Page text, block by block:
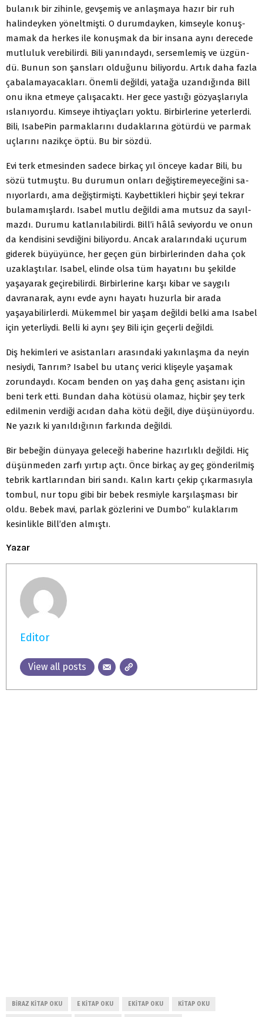
bulanık bir zihinle, gevşemiş ve anlaşmaya hazır bir ruh
halindeyken yöneltmişti. O durumdayken, kimseyle konuş­
mamak da herkes ile konuşmak da bir insana aynı derecede
mutluluk verebilirdi. Bili yanındaydı, sersemlemiş ve üzgün­
dü. Bunun son şansları olduğunu biliyordu. Artık daha fazla
çabalamayacakları. Önemli değildi, yatağa uzandığında Bill
onu ikna etmeye çalışacaktı. Her gece yastığı gözyaşlarıyla
ıslanıyordu. Kimseye ihtiyaçları yoktu. Birbirlerine yeterler­di.
Bili, IsabePin parmaklarını dudaklarına götürdü ve parmak
uçlarını nazikçe öptü. Bu bir sözdü.
Evi terk etmesinden sadece birkaç yıl önceye kadar Bili, bu
sözü tutmuştu. Bu durumun onları değiştiremeyeceğini sa­
nıyorlardı, ama değiştirmişti. Kaybettikleri hiçbir şeyi tekrar
bulamamışlardı. Isabel mutlu değildi ama mutsuz da sayıl­
mazdı. Durumu katlanılabilirdi. Bill’i hâlâ seviyordu ve onun
da kendisini sevdiğini biliyordu. Ancak aralarındaki uçurum
giderek büyüyünce, her geçen gün birbirlerinden daha çok
uzaklaştılar. Isabel, elinde olsa tüm hayatını bu şekilde
yaşa­yarak geçirebilirdi. Birbirlerine karşı kibar ve saygılı
davrana­rak, aynı evde aynı hayatı huzurla bir arada
yaşayabilirlerdi. Mükemmel bir yaşam değildi belki ama Isabel
için yeterliydi. Belli ki aynı şey Bili için geçerli değildi.
Diş hekimleri ve asistanları arasındaki yakınlaşma da ne­yin
nesiydi, Tanrım? Isabel bu utanç verici klişeyle yaşamak
zorundaydı. Kocam benden on yaş daha genç asistanı için
beni terk etti. Bundan daha kötüsü olamaz, hiçbir şey terk
edilmenin verdiği acıdan daha kötü değil, diye düşünüyordu.
Ne yazık ki yanıldığının farkında değildi.
Bir bebeğin dünyaya geleceği haberine hazırlıklı değildi. Hiç
düşünmeden zarfı yırtıp açtı. Önce birkaç ay geç gönde­rilmiş
tebrik kartlarından biri sandı. Kalın kartı çekip çıkar­masıyla
tombul, nur topu gibi bir bebek resmiyle karşılaşması bir
oldu. Bebek mavi, parlak gözlerini ve Dumbo” kulaklarım
kesinlikle Bill’den almıştı.
Yazar
Editor
View all posts
BIRAZ KITAP OKU E KITAP OKU EKITAP OKU KITAP OKU